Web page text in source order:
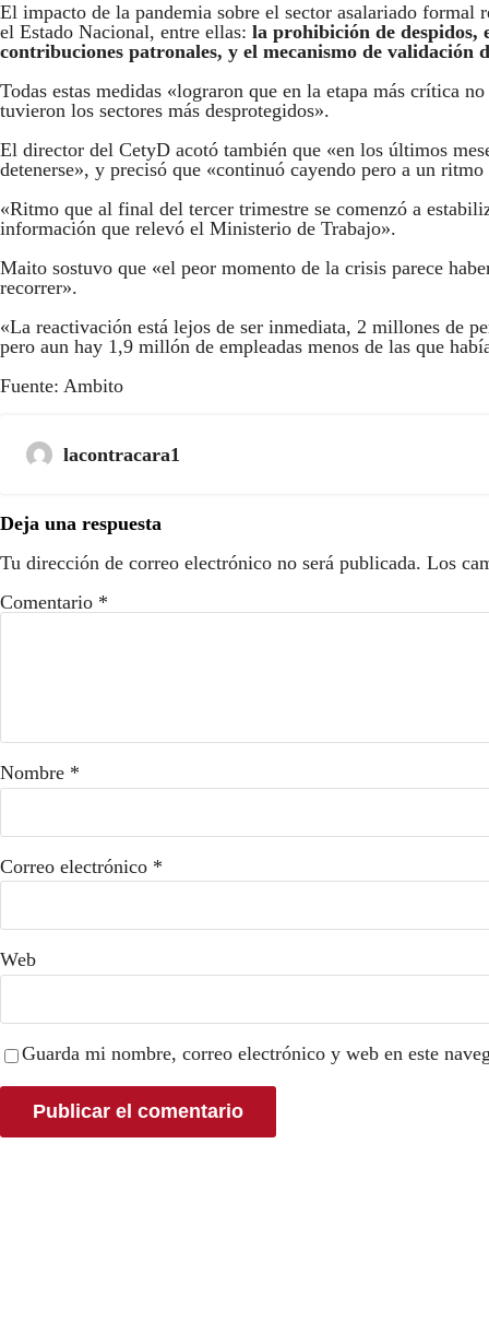
El impacto de la pandemia sobre el sector asalariado
el Estado Nacional, entre ellas: la prohibición de despidos,
contribuciones patronales, y el mecanismo de validación
Todas estas medidas «lograron que en la etapa más crítica
tuvieron los sectores más desprotegidos».
El director del CetyD acotó también que «en los últimos
detenerse», y precisó que «continuó cayendo pero a un
«Ritmo que al final del tercer trimestre se comenzó a
información que relevó el Ministerio de Trabajo».
Maito sostuvo que «el peor momento de la crisis parece
recorrer».
«La reactivación está lejos de ser inmediata, 2 millones de
pero aun hay 1,9 millón de empleadas menos de las que
Fuente: Ambito
lacontracara1
Deja una respuesta
Tu dirección de correo electrónico no será publicada. Los
Comentario *
Nombre *
Correo electrónico *
Web
Guarda mi nombre, correo electrónico y web en este